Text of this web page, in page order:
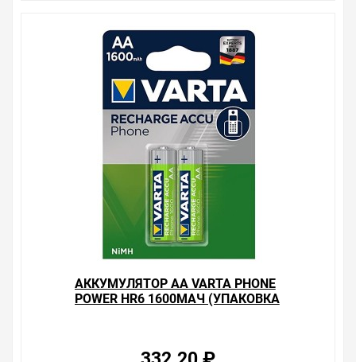
АККУМУЛЯТОР AA VARTA PHONE
POWER HR6 1600МАЧ (УПАКОВКА